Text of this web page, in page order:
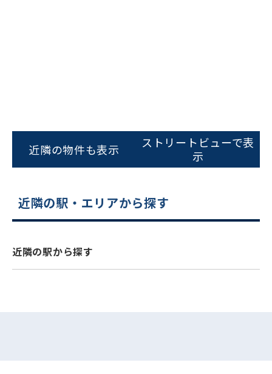
をお伝えいただくと
スムーズにご案内できます
平日 9:00〜18:00
フォームでお問い合わせ
近隣の物件も表示
ストリートビューで表
示
近隣の駅・エリアから探す
近隣の駅から探す